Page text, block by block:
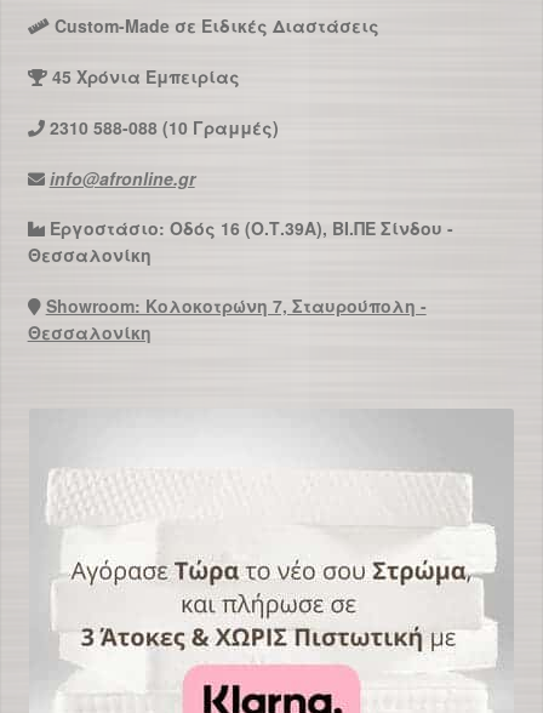
Custom-Made σε Ειδικές Διαστάσεις
45 Χρόνια Εμπειρίας
2310 588-088 (10 Γραμμές)
info@afronline.gr
Εργοστάσιο: Οδός 16 (Ο.Τ.39Α), ΒΙ.ΠΕ Σίνδου -
Θεσσαλονίκη
Showroom: Κολοκοτρώνη 7, Σταυρούπολη -
Θεσσαλονίκη